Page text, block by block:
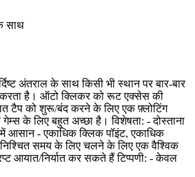
साथ
अंतराल के साथ किसी भी स्थान पर बार-बार
है। ऑटो क्लिकर को रूट एक्सेस की
टैप को शुरू/बंद करने के लिए एक फ़्लोटिंग
के लिए बहुत अच्छा है। विशेषता: - दोस्ताना
आसान - एकाधिक क्लिक पॉइंट, एकाधिक
समय के लिए चलने के लिए एक वैश्विक
आयात/निर्यात कर सकते हैं टिप्पणी: - केवल